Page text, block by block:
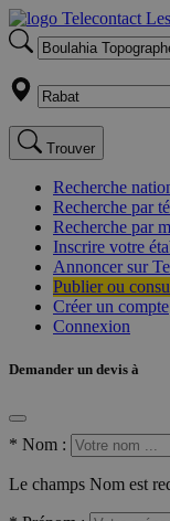
Trouver
Recherche
Recherche par
Recherche par
Inscrire votre
Annoncer sur
Publier ou
Créer un compte
Connexion
Demander un devis à
* Nom :
Le champs Nom est